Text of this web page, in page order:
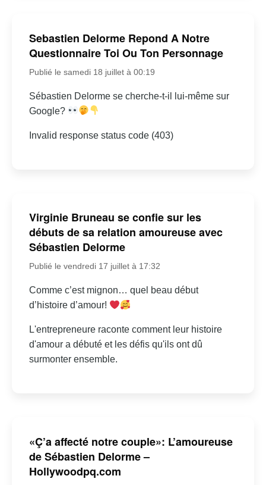
Sebastien Delorme Repond A Notre
Questionnaire Toi Ou Ton Personnage
Publié le samedi 18 juillet à 00:19
Sébastien Delorme se cherche-t-il lui-même sur
Google?
Invalid response status code (403)
Virginie Bruneau se confie sur les
débuts de sa relation amoureuse avec
Sébastien Delorme
Publié le vendredi 17 juillet à 17:32
Comme c’est mignon… quel beau début
d’histoire d’amour!
L'entrepreneure raconte comment leur histoire
d'amour a débuté et les défis qu'ils ont dû
surmonter ensemble.
«Ç’a affecté notre couple»: L’amoureuse
de Sébastien Delorme –
Hollywoodpq.com